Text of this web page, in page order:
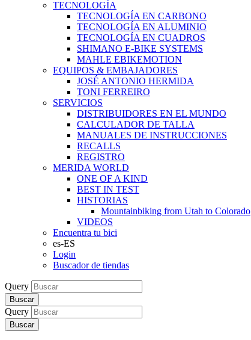
TECNOLOGÍA
TECNOLOGÍA EN CARBONO
TECNOLOGÍA EN ALUMINIO
TECNOLOGÍA EN CUADROS
SHIMANO E-BIKE SYSTEMS
MAHLE EBIKEMOTION
EQUIPOS & EMBAJADORES
JOSÉ ANTONIO HERMIDA
TONI FERREIRO
SERVICIOS
DISTRIBUIDORES EN EL MUNDO
CALCULADOR DE TALLA
MANUALES DE INSTRUCCIONES
RECALLS
REGISTRO
MERIDA WORLD
ONE OF A KIND
BEST IN TEST
HISTORIAS
Mountainbiking from Utah to Colorado
VIDEOS
Encuentra tu bici
es-ES
Login
Buscador de tiendas
Query
Buscar
Query
Buscar